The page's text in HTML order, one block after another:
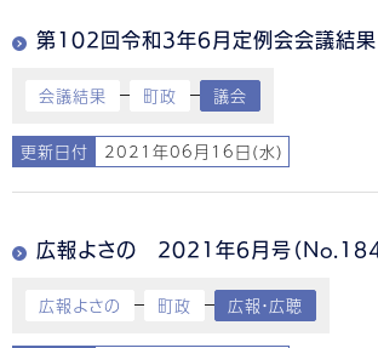
第102回令和3年6月定例会会議結果
会議結果 町政 議会
更新日付 2021年06月16日(水)
広報よさの 2021年6月号（No.184
広報よさの 町政 広報・広聴